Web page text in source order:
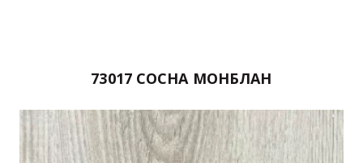
73017 СОСНА МОНБЛАН